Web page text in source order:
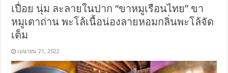
เปื่อย นุ่ม ละลายในปาก “ขาหมูเรือนไทย” ขา
หมูเตาถ่าน พะโล้เนื้อน่องลายหอมกลิ่นพะโล้จัด
เต็ม
เมษายน 21, 2022